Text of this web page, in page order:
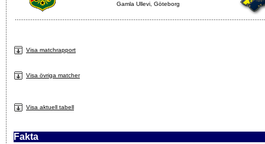
Gamla Ullevi, Göteborg
Visa matchrapport
Visa övriga matcher
Visa aktuell tabell
Fakta